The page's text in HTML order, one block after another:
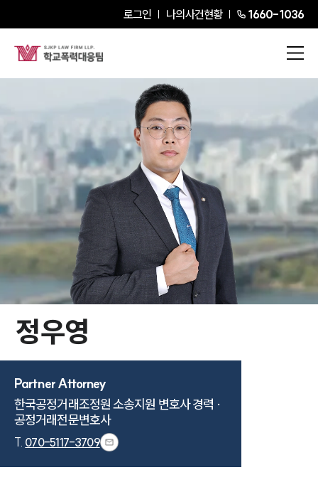
로그인 나의사건현황 1660-1036
정우영Partner Attorney
정우영
Partner Attorney
한국공정거래조정원 소송지원 변호사 경력 ·
공정거래전문변호사
T. 070-5117-3709